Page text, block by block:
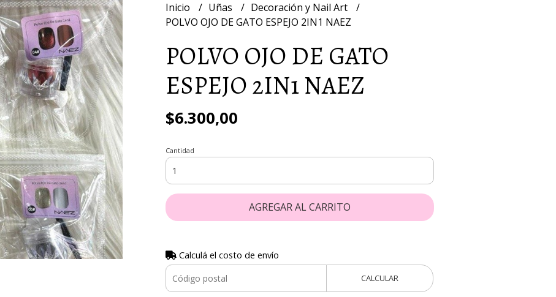
Inicio Uñas
Decoración y Nail Art
POLVO OJO DE GATO ESPEJO 2IN1 NAEZ
POLVO OJO DE GATO
ESPEJO 2IN1 NAEZ
$6.300,00
Cantidad
AGREGAR AL CARRITO
Calculá el costo de envío
CALCULAR